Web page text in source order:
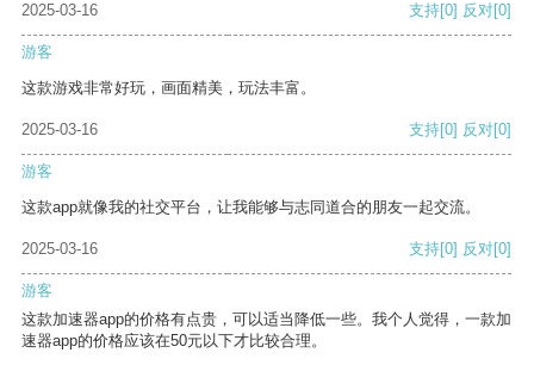
2025-03-16
支持[0] 反对[0]
游客
这款游戏非常好玩，画面精美，玩法丰富。
2025-03-16 支持[0] 反对[0]
游客
这款app就像我的社交平台，让我能够与志同道合的朋友一起交流。
2025-03-16 支持[0] 反对[0]
游客
这款加速器app的价格有点贵，可以适当降低一些。我个人觉得，一款加
速器app的价格应该在50元以下才比较合理。